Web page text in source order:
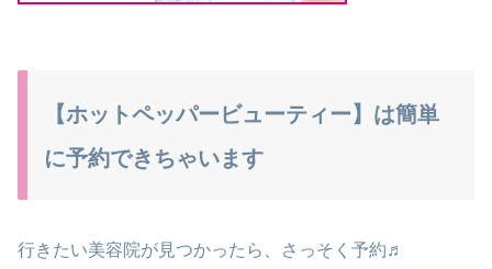
【ホットペッパービューティー】は簡単
に予約できちゃいます
行きたい美容院が見つかったら、さっそく予約♬